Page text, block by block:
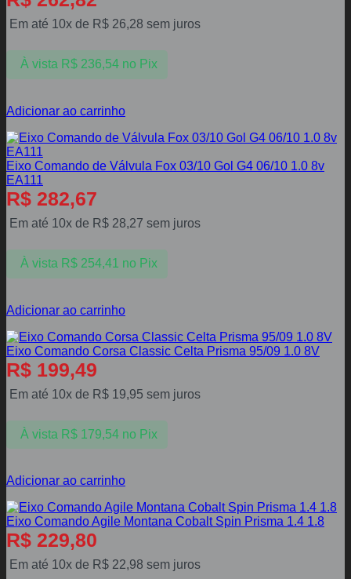
Em até 10x de R$ 26,28 sem juros
À vista R$236,54 no Pix
Adicionar ao carrinho
Eixo Comando de Válvula Fox 03/10 Gol G4 06/10 1.0 8v
EA111
R$ 282,67
Em até 10x de R$ 28,27 sem juros
À vista R$254,41 no Pix
Adicionar ao carrinho
Eixo Comando Corsa Classic Celta Prisma 95/09 1.0 8V
R$ 199,49
Em até 10x de R$ 19,95 sem juros
À vista R$179,54 no Pix
Adicionar ao carrinho
Eixo Comando Agile Montana Cobalt Spin Prisma 1.4 1.8
R$ 229,80
Em até 10x de R$ 22,98 sem juros